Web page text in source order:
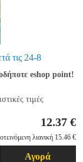
τις 24-8
eshop point!
τιμές
12.37 €
λιανική 15.46 €
Αγορά